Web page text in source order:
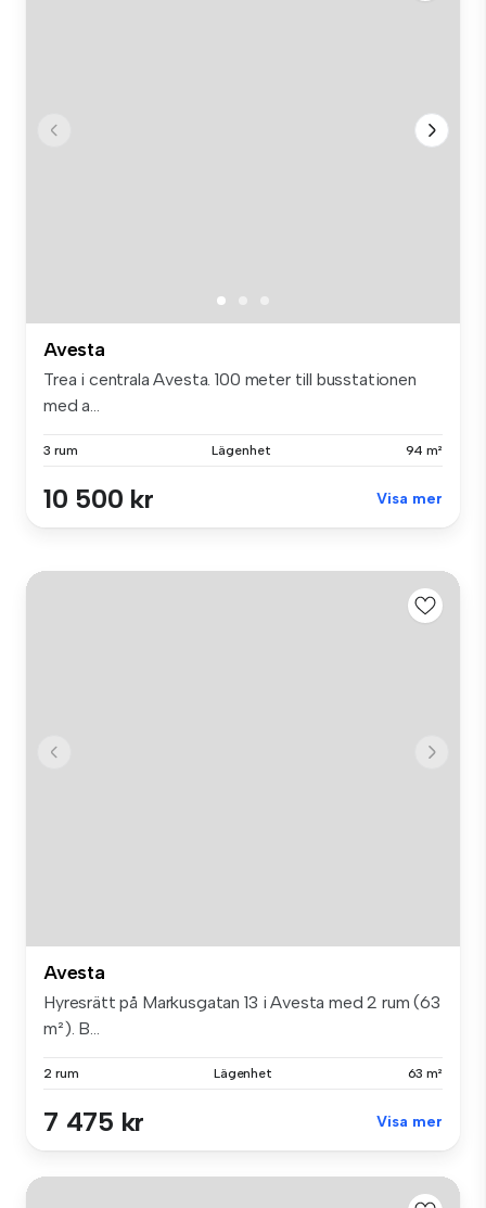
Avesta
Trea i centrala Avesta. 100 meter till busstationen
med a...
3 rum Lägenhet 94 m²
10 500 kr Visa mer
Avesta
Hyresrätt på Markusgatan 13 i Avesta med 2 rum (63
m²). B...
2 rum Lägenhet 63 m²
7 475 kr Visa mer